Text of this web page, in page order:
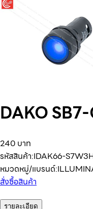
DAKO
240 บาท
รหัสสินค้า:IDAK66-
หมวดหมู่/แบรนด์:
สั่งซื้อสินค้า
รายละเอียด